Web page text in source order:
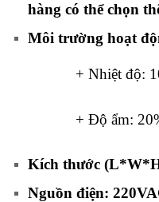
hàng có thể chọn
Môi trường hoạt
+ Nhiệt độ:
+ Độ ẩm: 20%
Kích thước
Nguồn điện: